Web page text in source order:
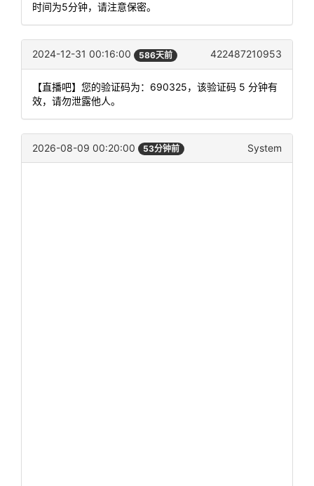
时间为5分钟，请注意保密。
2024-12-31 00:16:00 586天前 422487210953
【直播吧】您的验证码为：690325，该验证码 5 分钟有
效，请勿泄露他人。
2026-08-09 00:20:00 53分钟前 System